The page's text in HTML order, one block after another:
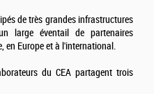
de très grandes infrastructures
large éventail de partenaires
en Europe et à l'international.
du CEA partagent trois